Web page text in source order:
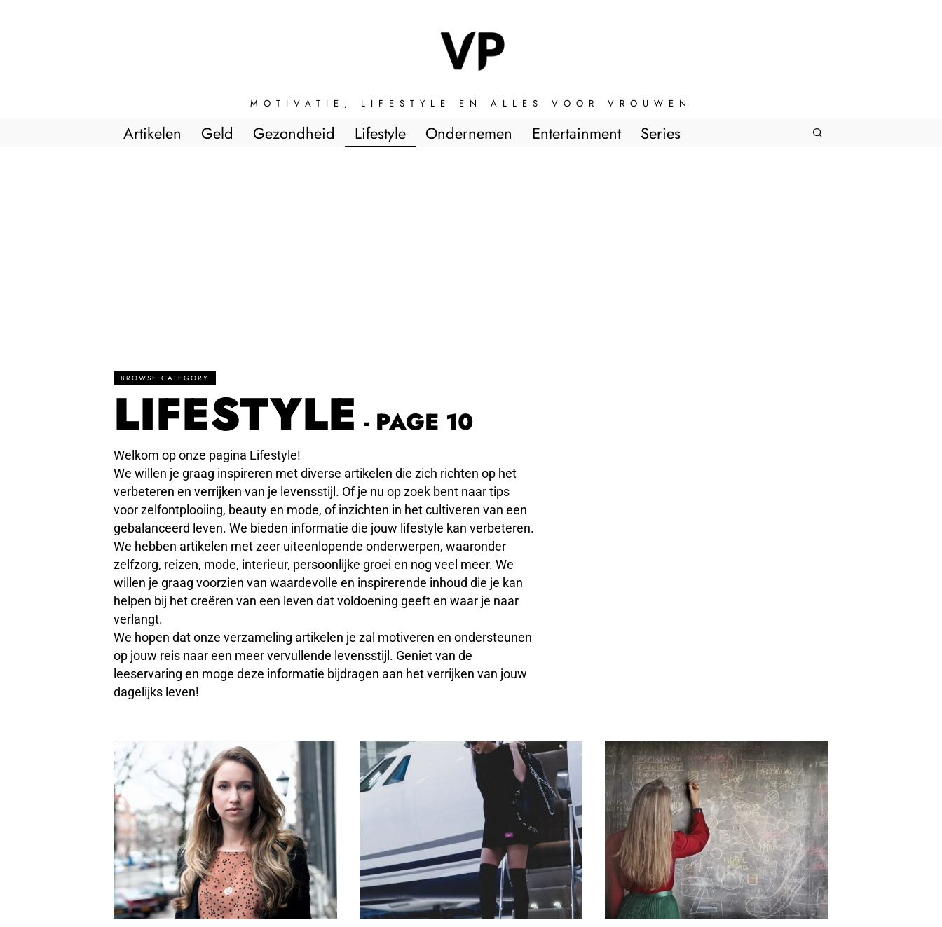
MOTIVATIE, LIFESTYLE EN ALLES VOOR VROUWEN
Artikelen Geld Gezondheid Lifestyle Ondernemen Entertainment Series
BROWSE CATEGORY
LIFESTYLE - PAGE 10
Welkom op onze pagina Lifestyle!
We willen je graag inspireren met diverse artikelen die zich richten op het
verbeteren en verrijken van je levensstijl. Of je nu op zoek bent naar tips
voor zelfontplooiing, beauty en mode, of inzichten in het cultiveren van een
gebalanceerd leven. We bieden informatie die jouw lifestyle kan verbeteren.
We hebben artikelen met zeer uiteenlopende onderwerpen, waaronder
zelfzorg, reizen, mode, interieur, persoonlijke groei en nog veel meer. We
willen je graag voorzien van waardevolle en inspirerende inhoud die je kan
helpen bij het creëren van een leven dat voldoening geeft en waar je naar
verlangt.
We hopen dat onze verzameling artikelen je zal motiveren en ondersteunen
op jouw reis naar een meer vervullende levensstijl. Geniet van de
leeservaring en moge deze informatie bijdragen aan het verrijken van jouw
dagelijks leven!